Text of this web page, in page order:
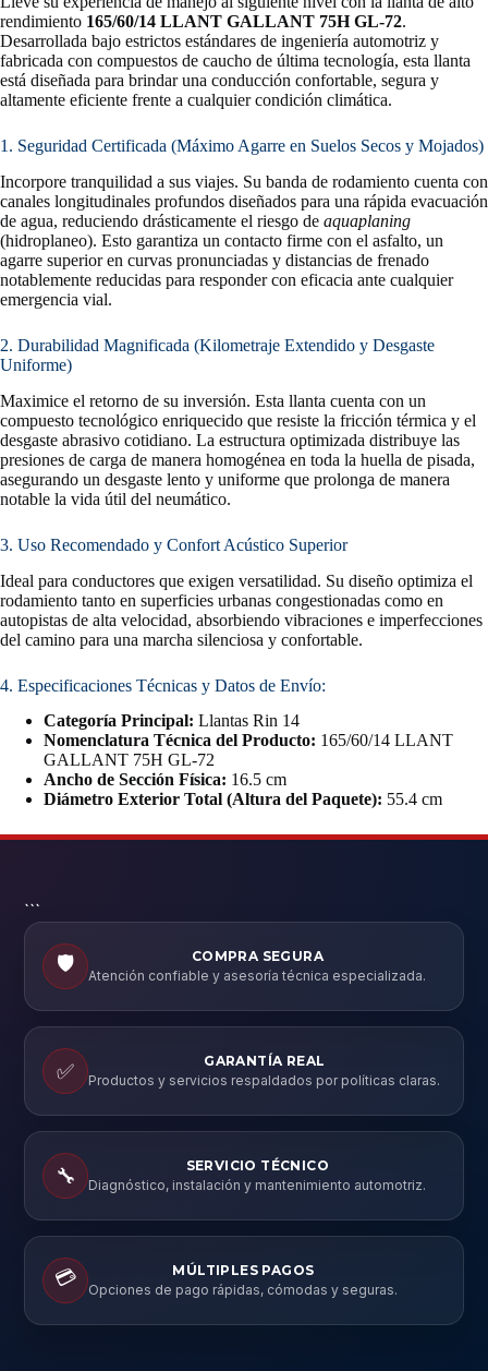
rendimiento 165/60/14 LLANT GALLANT 75H GL-72.
Desarrollada bajo estrictos estándares de ingeniería automotriz y
fabricada con compuestos de caucho de última tecnología, esta llanta
está diseñada para brindar una conducción confortable, segura y
altamente eficiente frente a cualquier condición climática.
1. Seguridad Certificada (Máximo Agarre en Suelos Secos y Mojados)
Incorpore tranquilidad a sus viajes. Su banda de rodamiento cuenta con
canales longitudinales profundos diseñados para una rápida evacuación
de agua, reduciendo drásticamente el riesgo de aquaplaning
(hidroplaneo). Esto garantiza un contacto firme con el asfalto, un
agarre superior en curvas pronunciadas y distancias de frenado
notablemente reducidas para responder con eficacia ante cualquier
emergencia vial.
2. Durabilidad Magnificada (Kilometraje Extendido y Desgaste
Uniforme)
Maximice el retorno de su inversión. Esta llanta cuenta con un
compuesto tecnológico enriquecido que resiste la fricción térmica y el
desgaste abrasivo cotidiano. La estructura optimizada distribuye las
presiones de carga de manera homogénea en toda la huella de pisada,
asegurando un desgaste lento y uniforme que prolonga de manera
notable la vida útil del neumático.
3. Uso Recomendado y Confort Acústico Superior
Ideal para conductores que exigen versatilidad. Su diseño optimiza el
rodamiento tanto en superficies urbanas congestionadas como en
autopistas de alta velocidad, absorbiendo vibraciones e imperfecciones
del camino para una marcha silenciosa y confortable.
4. Especificaciones Técnicas y Datos de Envío:
Categoría Principal: Llantas Rin 14
Nomenclatura Técnica del Producto: 165/60/14 LLANT
GALLANT 75H GL-72
Ancho de Sección Física: 16.5 cm
Diámetro Exterior Total (Altura del Paquete): 55.4 cm
```
🛡️
COMPRA SEGURA
Atención confiable y asesoría técnica especializada.
✅
GARANTÍA REAL
Productos y servicios respaldados por políticas claras.
🔧
SERVICIO TÉCNICO
Diagnóstico, instalación y mantenimiento automotriz.
💳
MÚLTIPLES PAGOS
Opciones de pago rápidas, cómodas y seguras.